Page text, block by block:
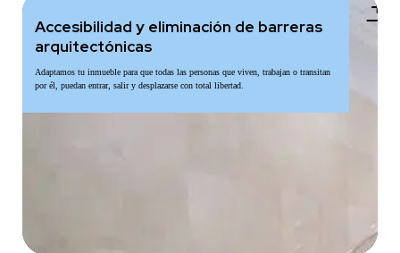
Accesibilidad y eliminación de barreras
arquitectónicas
Adaptamos tu inmueble para que todas las personas que viven, trabajan o transitan
por él, puedan entrar, salir y desplazarse con total libertad.
add